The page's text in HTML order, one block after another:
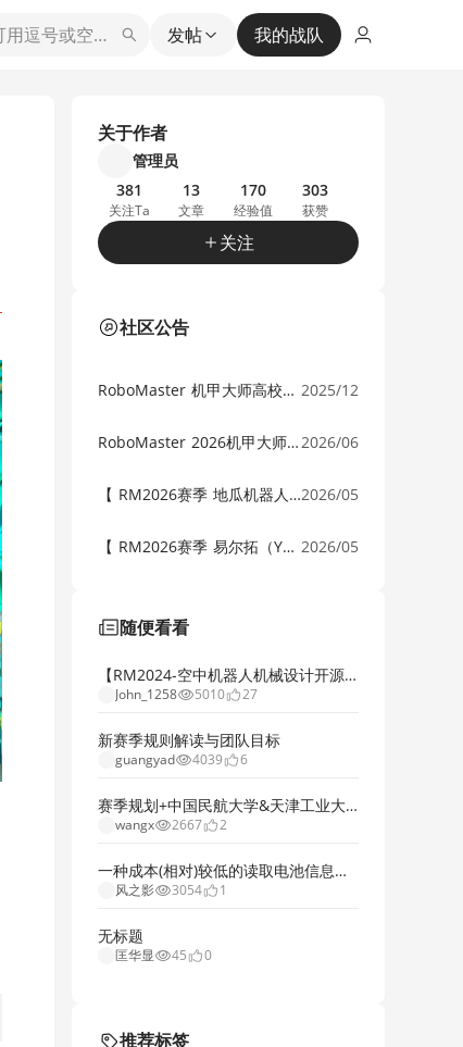
发帖 我的战队
关于作者
管理员
381
关注Ta
13
文章
170
经验值
303
获赞
关注
社区公告
RoboMaster 机甲大师高校系列赛报名参赛攻略 2025/12
RoboMaster 2026机甲大师超级对抗赛战场申领结果说明2026/06
【 RM2026赛季 地瓜机器人赞助物资权益通知】2026/05
【 RM2026赛季 易尔拓（YATO）赞助物资权益通知】 2026/05
随便看看
【RM2024-空中机器人机械设计开源】浙江大学-Hello World
John_1258 5010 27
新赛季规则解读与团队目标
guangyad 4039 6
赛季规划+中国民航大学&天津工业大学＋Triple i +RM2025赛季规划开源
wangx 2667 2
一种成本(相对)较低的读取电池信息的方案
风之影 3054 1
无标题
匡华显 45 0
推荐标签